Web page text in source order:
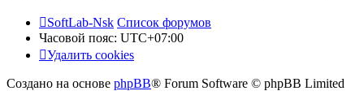
SoftLab-Nsk Список форумов
Часовой пояс: UTC+07:00
Удалить cookies
Создано на основе phpBB® Forum Software © phpBB Limited